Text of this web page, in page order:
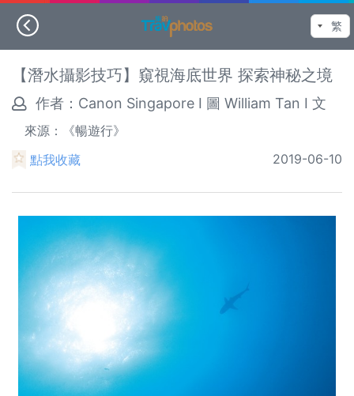
【潛水攝影技巧】窺視海底世界 探索神秘之境
作者： Canon Singapore I 圖 William Tan I 文
來源：《暢遊行》
點我收藏
2019-06-10